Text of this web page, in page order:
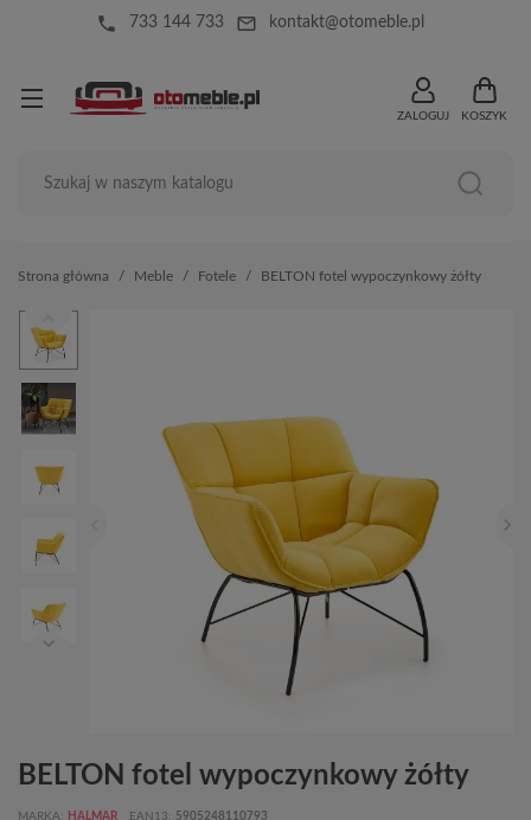
local_phone 733 144 733 mail_outline kontakt@otomeble.pl
ZALOGUJ KOSZYK
Strona główna Meble Fotele BELTON fotel wypoczynkowy żółty
BELTON fotel wypoczynkowy żółty
MARKA HALMAR EAN13 5905248110793